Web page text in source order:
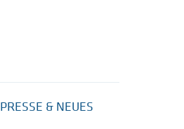
PRESSE & NEUES